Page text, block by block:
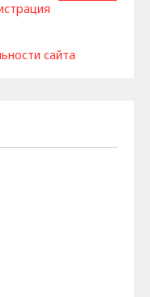
сайта